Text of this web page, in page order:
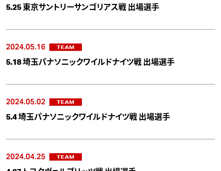
5.25 東京サントリーサンゴリアス戦 出場選手
2024.05.16 TEAM
5.18 埼玉パナソニックワイルドナイツ戦 出場選手
2024.05.02 TEAM
5.4 埼玉パナソニックワイルドナイツ戦 出場選手
2024.04.25 TEAM